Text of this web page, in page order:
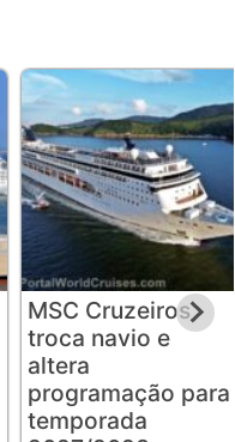
MSC Cruzeiros
troca navio e
altera
programação para
temporada